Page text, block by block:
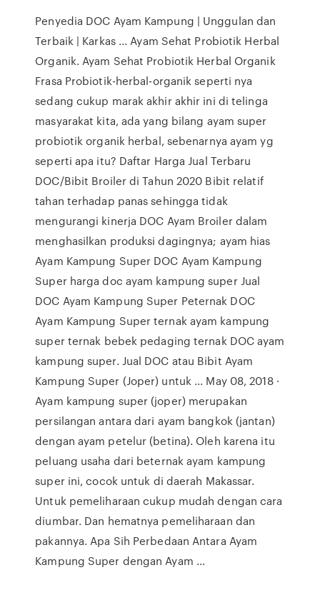
Penyedia DOC Ayam Kampung | Unggulan dan
Terbaik | Karkas ... Ayam Sehat Probiotik Herbal
Organik. Ayam Sehat Probiotik Herbal Organik
Frasa Probiotik-herbal-organik seperti nya
sedang cukup marak akhir akhir ini di telinga
masyarakat kita, ada yang bilang ayam super
probiotik organik herbal, sebenarnya ayam yg
seperti apa itu? Daftar Harga Jual Terbaru
DOC/Bibit Broiler di Tahun 2020 Bibit relatif
tahan terhadap panas sehingga tidak
mengurangi kinerja DOC Ayam Broiler dalam
menghasilkan produksi dagingnya; ayam hias
Ayam Kampung Super DOC Ayam Kampung
Super harga doc ayam kampung super Jual
DOC Ayam Kampung Super Peternak DOC
Ayam Kampung Super ternak ayam kampung
super ternak bebek pedaging ternak DOC ayam
kampung super. Jual DOC atau Bibit Ayam
Kampung Super (Joper) untuk ... May 08, 2018 ·
Ayam kampung super (joper) merupakan
persilangan antara dari ayam bangkok (jantan)
dengan ayam petelur (betina). Oleh karena itu
peluang usaha dari beternak ayam kampung
super ini, cocok untuk di daerah Makassar.
Untuk pemeliharaan cukup mudah dengan cara
diumbar. Dan hematnya pemeliharaan dan
pakannya. Apa Sih Perbedaan Antara Ayam
Kampung Super dengan Ayam ...